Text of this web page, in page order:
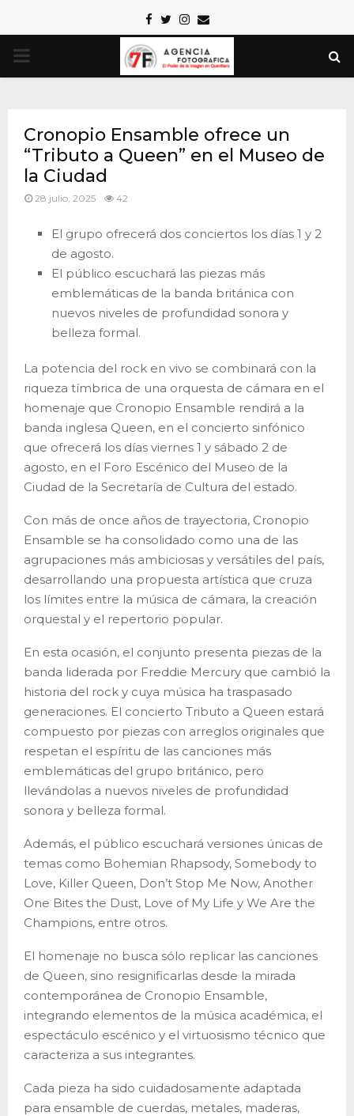
Facebook
TwitterInstagram
Email
PRIMARY
Cronopio Ensamble ofrece un
“Tributo a Queen” en el Museo de
la Ciudad
28 julio, 2025 42
El grupo ofrecerá dos conciertos los días 1 y 2
de agosto.
El público escuchará las piezas más
emblemáticas de la banda británica con
nuevos niveles de profundidad sonora y
belleza formal.
La potencia del rock en vivo se combinará con la
riqueza tímbrica de una orquesta de cámara en el
homenaje que Cronopio Ensamble rendirá a la
banda inglesa Queen, en el concierto sinfónico
que ofrecerá los días viernes 1 y sábado 2 de
agosto, en el Foro Escénico del Museo de la
Ciudad de la Secretaría de Cultura del estado.
Con más de once años de trayectoria, Cronopio
Ensamble se ha consolidado como una de las
agrupaciones más ambiciosas y versátiles del país,
desarrollando una propuesta artística que cruza
los límites entre la música de cámara, la creación
orquestal y el repertorio popular.
En esta ocasión, el conjunto presenta piezas de la
banda liderada por Freddie Mercury que cambió la
historia del rock y cuya música ha traspasado
generaciones. El concierto Tributo a Queen estará
compuesto por piezas con arreglos originales que
respetan el espíritu de las canciones más
emblemáticas del grupo británico, pero
llevándolas a nuevos niveles de profundidad
sonora y belleza formal.
Además, el público escuchará versiones únicas de
temas como Bohemian Rhapsody, Somebody to
Love, Killer Queen, Don’t Stop Me Now, Another
One Bites the Dust, Love of My Life y We Are the
Champions, entre otros.
El homenaje no busca sólo replicar las canciones
de Queen, sino resignificarlas desde la mirada
contemporánea de Cronopio Ensamble,
integrando elementos de la música académica, el
espectáculo escénico y el virtuosismo técnico que
caracteriza a sus integrantes.
Cada pieza ha sido cuidadosamente adaptada
para ensamble de cuerdas, metales, maderas,